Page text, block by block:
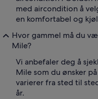
med aircondition å
en komfortabel og
Hvor gammel må du
Mile?
Vi anbefaler deg å
Mile som du ønsker
varierer fra sted til
år.